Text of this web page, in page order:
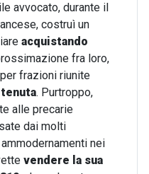
avvocato, durante il
costruì un
acquistando
fra loro,
frazioni riunite
. Purtroppo,
alle precarie
dai molti
nei
vendere la sua